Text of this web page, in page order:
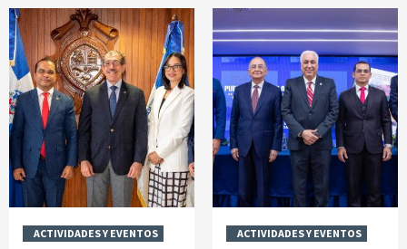
ACTIVIDADES Y EVENTOS ACTIVIDADES Y EVENTOS